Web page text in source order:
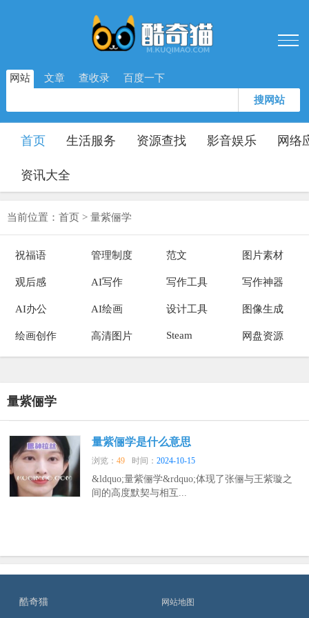
网站 文章 查收录 百度一下
搜网站
首页 生活服务 资源查找 影音娱乐 网络
资讯大全
当前位置： 首页 > 量紫俪学
祝福语 管理制度 范文 图片素材
观后感 AI写作 写作工具 写作神器
AI办公 AI绘画 设计工具 图像生成
绘画创作 高清图片 Steam 网盘资源
量紫俪学
量紫俪学是什么意思
浏览：49 时间：2024-10-15
&ldquo;量紫俪学&rdquo;体现了张俪与王紫璇之
间的高度默契与相互...
酷奇猫 网站地图